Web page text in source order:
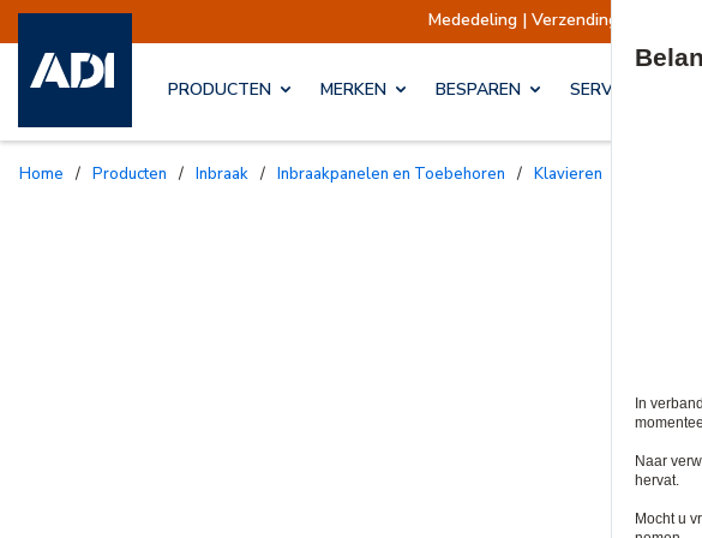
Mededeling | Verzendingen opgeschort
PRODUCTEN MERKEN BESPAREN SERVICES &
Home / Producten / Inbraak / Inbraakpanelen en Toebehoren / Klavieren